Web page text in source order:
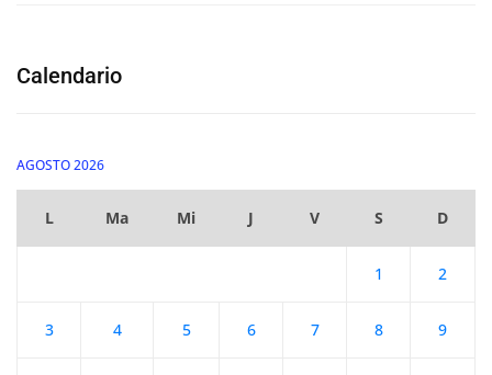
Calendario
AGOSTO 2026
L Ma Mi J V S D
1 2
3 4 5 6 7 8 9